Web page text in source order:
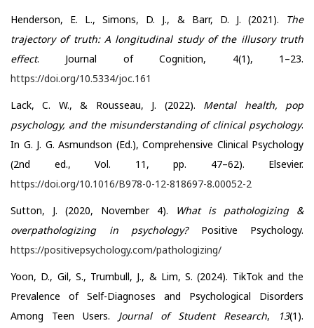
Henderson, E. L., Simons, D. J., & Barr, D. J. (2021).
The
trajectory of truth: A longitudinal study of the illusory truth
effect. Journal of Cognition, 4(1), 1–23.
https://doi.org/10.5334/joc.161
Lack, C. W., & Rousseau, J. (2022). Mental health, pop
psychology, and the misunderstanding of clinical psychology.
In G. J. G. Asmundson (Ed.), Comprehensive Clinical Psychology
(2nd ed., Vol. 11, pp. 47–62). Elsevier.
https://doi.org/10.1016/B978-0-12-818697-8.00052-2
Sutton, J. (2020, November 4).
What is pathologizing &
overpathologizing in psychology?Positive Psychology.
https://positivepsychology.com/pathologizing/
Yoon, D., Gil, S., Trumbull, J., & Lim, S. (2024). TikTok and the
Prevalence of Self-Diagnoses and Psychological Disorders
Among Teen Users. Journal of Student Research, 13(1).